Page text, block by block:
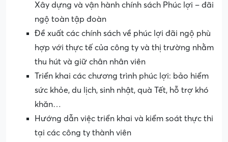
Xây dựng và vận hành chính sách Phúc lợi – đãi
ngộ toàn tập đoàn
Đề xuất các chính sách về phúc lợi đãi ngộ phù
hợp với thực tế của công ty và thị trường nhằm
thu hút và giữ chân nhân viên
Triển khai các chương trình phúc lợi: bảo hiểm
sức khỏe, du lịch, sinh nhật, quà Tết, hỗ trợ khó
khăn…
Hướng dẫn việc triển khai và kiểm soát thực thi
tại các công ty thành viên